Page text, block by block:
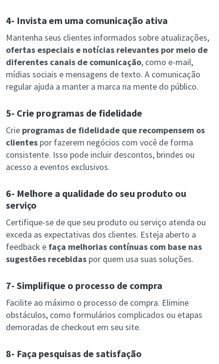
4- Invista em uma comunicação ativa
Mantenha seus clientes informados sobre atualizações,
ofertas especiais e notícias relevantes por meio de
diferentes canais de comunicação, como e-mail,
mídias sociais e mensagens de texto. A comunicação
regular ajuda a manter a marca na mente do público.
5- Crie programas de fidelidade
Crie programas de fidelidade que recompensem os
clientes por fazerem negócios com você de forma
consistente. Isso pode incluir descontos, brindes ou
acesso a eventos exclusivos.
6- Melhore a qualidade do seu produto ou
serviço
Certifique-se de que seu produto ou serviço atenda ou
exceda as expectativas dos clientes. Esteja aberto a
feedback e faça melhorias contínuas com base nas
sugestões recebidas por quem usa suas soluções.
7- Simplifique o processo de compra
Facilite ao máximo o processo de compra. Elimine
obstáculos, como formulários complicados ou etapas
demoradas de checkout em seu site.
8- Faça pesquisas de satisfação